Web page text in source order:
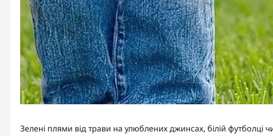
Зелені плями від трави на улюблених джинсах, білій